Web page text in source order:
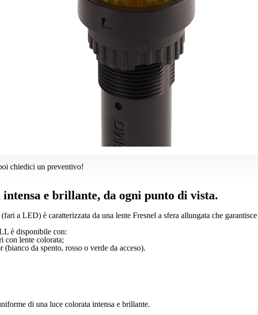
chiedici un preventivo!
e brillante, da ogni punto di vista.
a LED) è caratterizzata da una lente Fresnel a sfera allungata che
è disponibile con:
con lente colorata;
(bianco da spento, rosso o verde da acceso).
di una luce colorata intensa e brillante.